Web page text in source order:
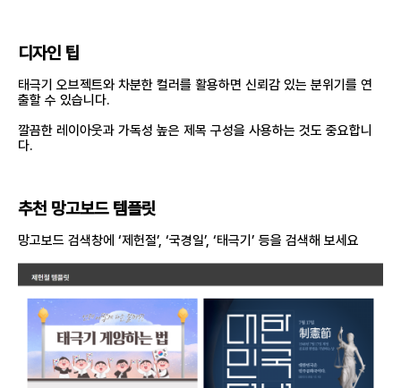
디자인 팁
태극기 오브젝트와 차분한 컬러를 활용하면 신뢰감 있는 분위기를 연
출할 수 있습니다.
깔끔한 레이아웃과 가독성 높은 제목 구성을 사용하는 것도 중요합니
다.
추천 망고보드 템플릿
망고보드 검색창에 ‘제헌절’, ‘국경일’, ‘태극기’ 등을 검색해 보세요